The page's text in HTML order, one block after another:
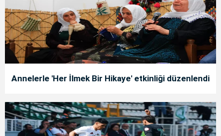
Annelerle 'Her İlmek Bir Hikaye' etkinliği düzenlendi